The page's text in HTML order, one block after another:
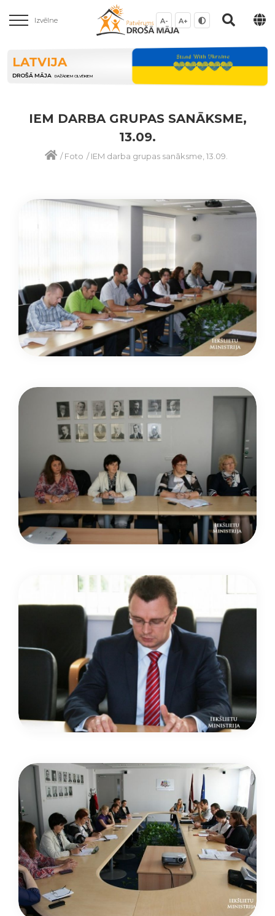
Izvēlne A- A+
LATVIJA
DROŠĀ MĀJA DAŽĀDIEM CILVĒKIEM
IEM DARBA GRUPAS SANĀKSME,
13.09.
/Foto /IEM darba grupas sanāksme, 13.09.